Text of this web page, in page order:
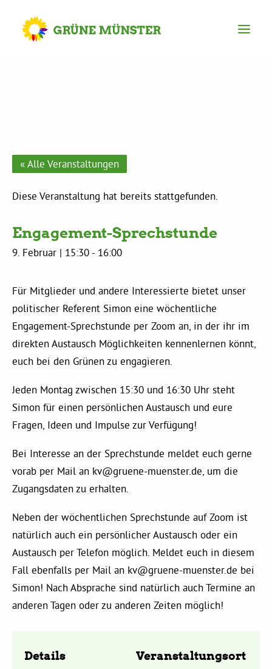
Kreisgeschäftsstelle
Mitgliederversammlung
Ortsverbände
Satzung
Personen
Sylvia Rietenberg, MdB
Dorothea Deppermann, MdL
Josefine Paul, MdL
Robin Korte, MdL
Daniel Freund, MdEP
Delegierte
Grüne im Rathaus
« Alle Veranstaltungen
Diese Veranstaltung hat bereits stattgefunden.
Engagement-Sprechstunde
9. Februar | 15:30 - 16:00
Für Mitglieder und andere Interessierte bietet unser
politischer Referent Simon eine wöchentliche
Engagement-Sprechstunde per Zoom an, in der ihr im
direkten Austausch Möglichkeiten kennenlernen könnt,
euch bei den Grünen zu engagieren.
Jeden Montag zwischen 15:30 und 16:30 Uhr steht
Simon für einen persönlichen Austausch und eure
Fragen, Ideen und Impulse zur Verfügung!
Bei Interesse an der Sprechstunde meldet euch gerne
vorab per Mail an kv@gruene-muenster.de , um die
Zugangsdaten zu erhalten.
Neben der wöchentlichen Sprechstunde auf Zoom ist
natürlich auch ein persönlicher Austausch oder ein
Austausch per Telefon möglich. Meldet euch in diesem
Fall ebenfalls per Mail an kv@gruene-muenster.de bei
Simon! Nach Absprache sind natürlich auch Termine an
anderen Tagen oder zu anderen Zeiten möglich!
Details Veranstaltungsort